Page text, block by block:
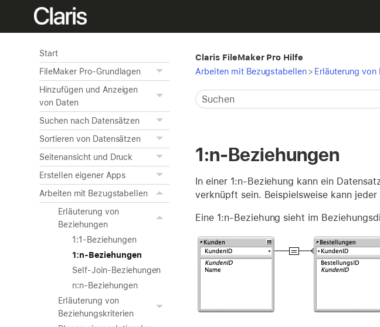
Start
FileMaker Pro-Grundlagen
Hinzufügen und Anzeigen
von Daten
Suchen nach Datensätzen
Sortieren von Datensätzen
Seitenansicht und Druck
Erstellen eigener Apps
Arbeiten mit Bezugstabellen
Erläuterung von
Beziehungen
1:1-Beziehungen
1:n-Beziehungen
Self-Join-Beziehungen
n:n-Beziehungen
Erläuterung von
Beziehungskriterien
Claris FileMaker Pro Hilfe
Arbeiten mit Bezugstabellen> Erläuterung von
1:n-Beziehungen
In einer 1:n-Beziehung kann ein
verknüpft sein. Beispielsweise kann
Eine 1:n-Beziehung sieht im